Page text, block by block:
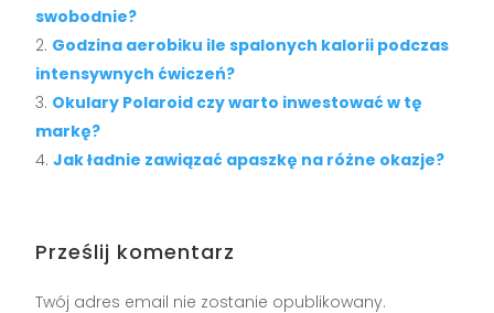
swobodnie?
Godzina aerobiku ile spalonych kalorii podczas
intensywnych ćwiczeń?
Okulary Polaroid czy warto inwestować w tę
markę?
Jak ładnie zawiązać apaszkę na różne okazje?
Prześlij komentarz
Twój adres email nie zostanie opublikowany.